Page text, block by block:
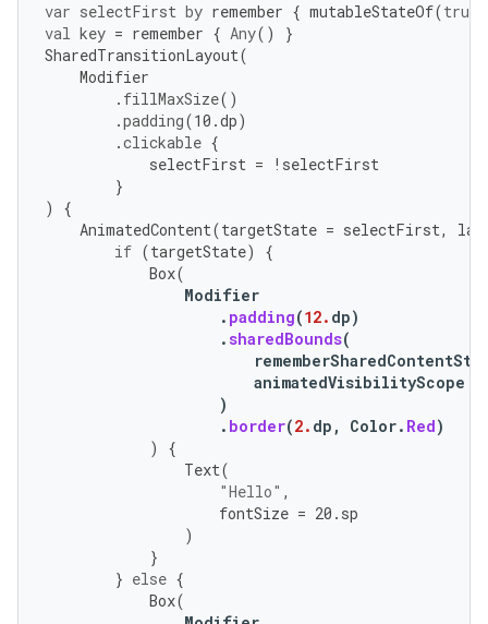
var selectFirst by remember { mutableStateOf(true
val key = remember { Any()
}
SharedTransitionLayout(
Modifier
. fillMaxSize()
.padding(10.dp)
.clickable {
selectFirst = ! selectFirst
}
)
{
AnimatedContent(targetState = selectFirst,
if (targetState)
{
Box(
Modifier
. padding(12. dp)
.sharedBounds(
animatedVisibilityScope
)
. border(2. dp , Color. Red)
)
{
Text(
"Hello" ,
fontSize = 20. sp
)
}
} else {
Box(